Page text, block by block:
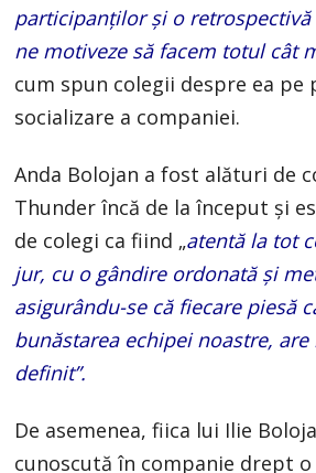
participanților și o retrospectivă
ne motiveze să facem totul cât
cum spun colegii despre ea pe
socializare a companiei.
Anda Bolojan a fost alături de
Thunder încă de la început și
de colegi ca fiind „atentă la tot
jur, cu o gândire ordonată și
asigurându-se că fiecare piesă
bunăstarea echipei noastre,
definit”.
De asemenea, fiica lui Ilie
cunoscută în companie drept